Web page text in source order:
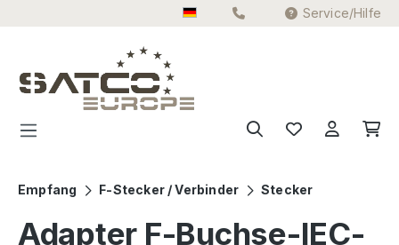
Zum Hauptinhalt springen Service/Hilfe
Empfang F-Stecker / Verbinder Stecker
Adapter F-Buchse-IEC-